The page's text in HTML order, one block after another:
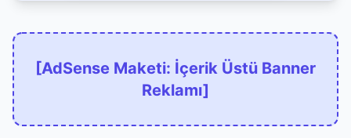
[AdSense Maketi: İçerik Üstü Banner
Reklamı]